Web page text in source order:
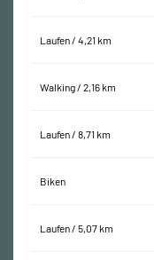
Laufen / 4,21 km
Walking / 2,16 km
Laufen / 8,71 km
Biken
Laufen / 5,07 km